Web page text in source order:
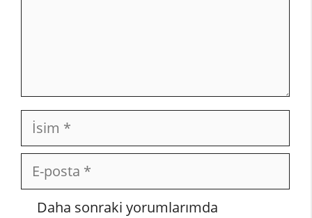
İsim
posta
İnternet
Daha sonraki yorumlarımda